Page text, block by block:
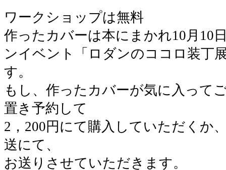
ワークショップは無料
作ったカバーは本にまかれ10月10
ンイベント「ロダンのココロ装丁
す。
もし、作ったカバーが気に入って
置き予約して
2，200円にて購入していただくか
送にて、
お送りさせていただきます。